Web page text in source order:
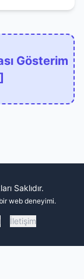
Gösterim
Saklıdır.
web deneyimi.
İletişim